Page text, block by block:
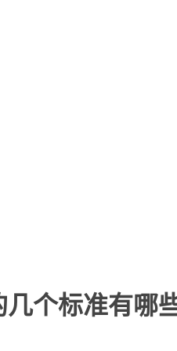
个标准有哪